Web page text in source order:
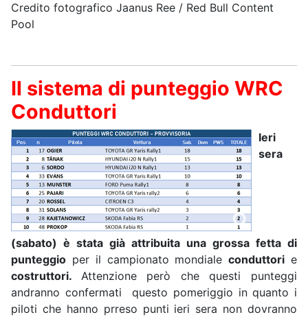
Credito fotografico Jaanus Ree / Red Bull Content
Pool
Il sistema di punteggio WRC
Conduttori
Ieri
sera
(sabato) è stata già attribuita una grossa fetta di
punteggio per il campionato mondialeconduttori e
costruttori. Attenzione però che questi punteggi
andranno confermati questo pomeriggio in quanto i
piloti che hanno prreso punti ieri sera non dovranno